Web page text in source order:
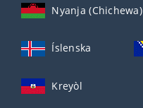
Nyanja (Chichewa)
Íslenska
Kreyòl